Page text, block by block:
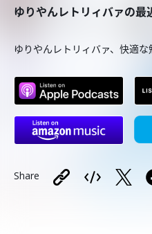
ゆりやんレトリィバァの最
ゆりやんレトリィバァ、快適な
Share